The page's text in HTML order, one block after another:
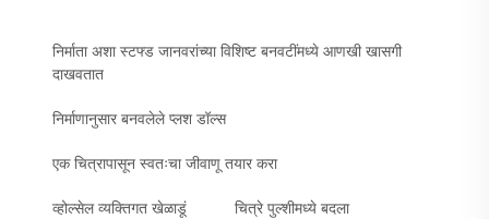
निर्माता अशा स्टफ्ड जानवरांच्या विशिष्ट बनवटींमध्ये आणखी खासगी
दाखवतात
निर्माणानुसार बनवलेले प्लश डॉल्स
एक चित्रापासून स्वतःचा जीवाणू तयार करा
व्होल्सेल व्यक्तिगत खेळाडूं चित्रे पुल्शीमध्ये बदला